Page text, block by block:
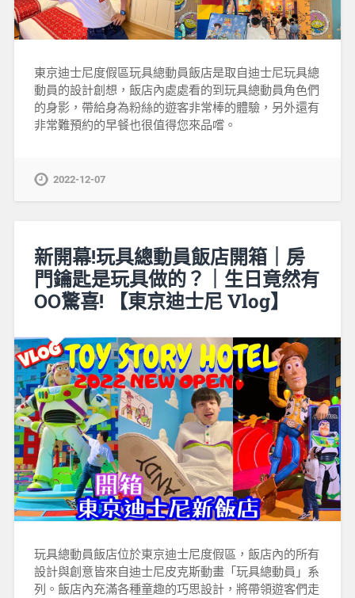
東京迪士尼度假區玩具總動員飯店是取自迪士尼玩具總
動員的設計創想，飯店內處處看的到玩具總動員角色們
的身影，帶給身為粉絲的遊客非常棒的體驗，另外還有
非常難預約的早餐也很值得您來品嚐。
2022-12-07
新開幕!玩具總動員飯店開箱｜房
門鑰匙是玩具做的？｜生日竟然有
OO驚喜! 【東京迪士尼 Vlog】
玩具總動員飯店位於東京迪士尼度假區，飯店內的所有
設計與創意皆來自迪士尼皮克斯動畫「玩具總動員」系
列。飯店內充滿各種童趣的巧思設計，將帶領遊客們走